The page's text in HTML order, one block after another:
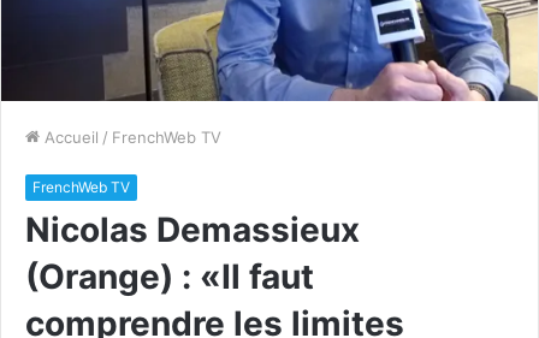
Accueil / FrenchWeb TV
FrenchWeb TV
Nicolas Demassieux
(Orange) : «Il faut
comprendre les limites